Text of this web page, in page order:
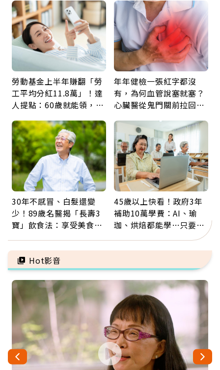
勞動基金上半年賺翻「勞
工平均分紅11.8萬」！達
人提點：60歲就能領，重
年年健檢一張紅字都沒
有，為何血管說塞就塞？
心臟醫從鬼門關前拉回病
30年不感冒、白髮還變
少！89歲名醫揭「長壽3
寶」飲食法：享受美食不
45歲以上快看！政府3年
補助10萬學費：AI、瑜
珈、烘焙都能學…只要願
Hot影音